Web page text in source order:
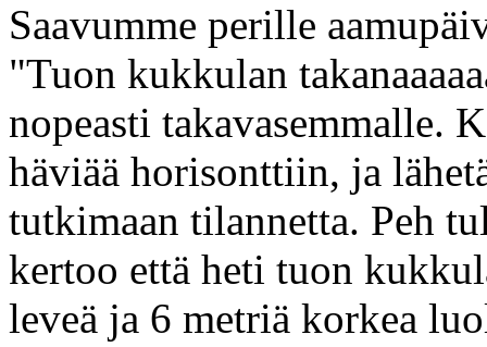
Saavumme perille
"Tuon kukkulan
nopeasti takavasemmalle.
häviää horisonttiin, ja
tutkimaan tilannetta. Peh
kertoo että heti tuon
leveä ja 6 metriä korkea